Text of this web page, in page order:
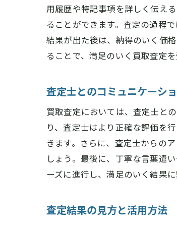
用履歴や特記事項を詳しく伝え
ることができます。査定の過程
結果が出た後は、納得のいく価
ることで、満足のいく買取査定
査定士とのコミュニケーシ
買取査定においては、査定士と
り、査定士はより正確な評価を
きます。さらに、査定士からの
しょう。最後に、丁寧な言葉遣
ーズに進行し、満足のいく結果に
査定結果の見方と活用方法